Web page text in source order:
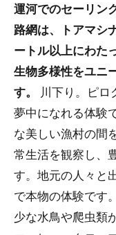
運河でのセーリン
路網は、トアマシ
ートル以上にわた
生物多様性をユニ
す。
川下り。ピロ
夢中になれる体験
な美しい漁村の間
常生活を観察し、
す。地元の人々と
で本物の体験です
少な水鳥や爬虫類